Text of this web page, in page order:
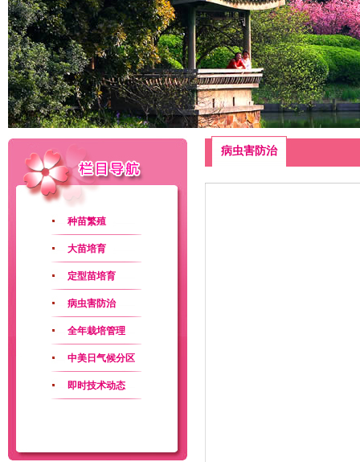
种苗繁殖
大苗培育
定型苗培育
病虫害防治
全年栽培管理
中美日气候分区
图
即时技术动态
病虫害防治